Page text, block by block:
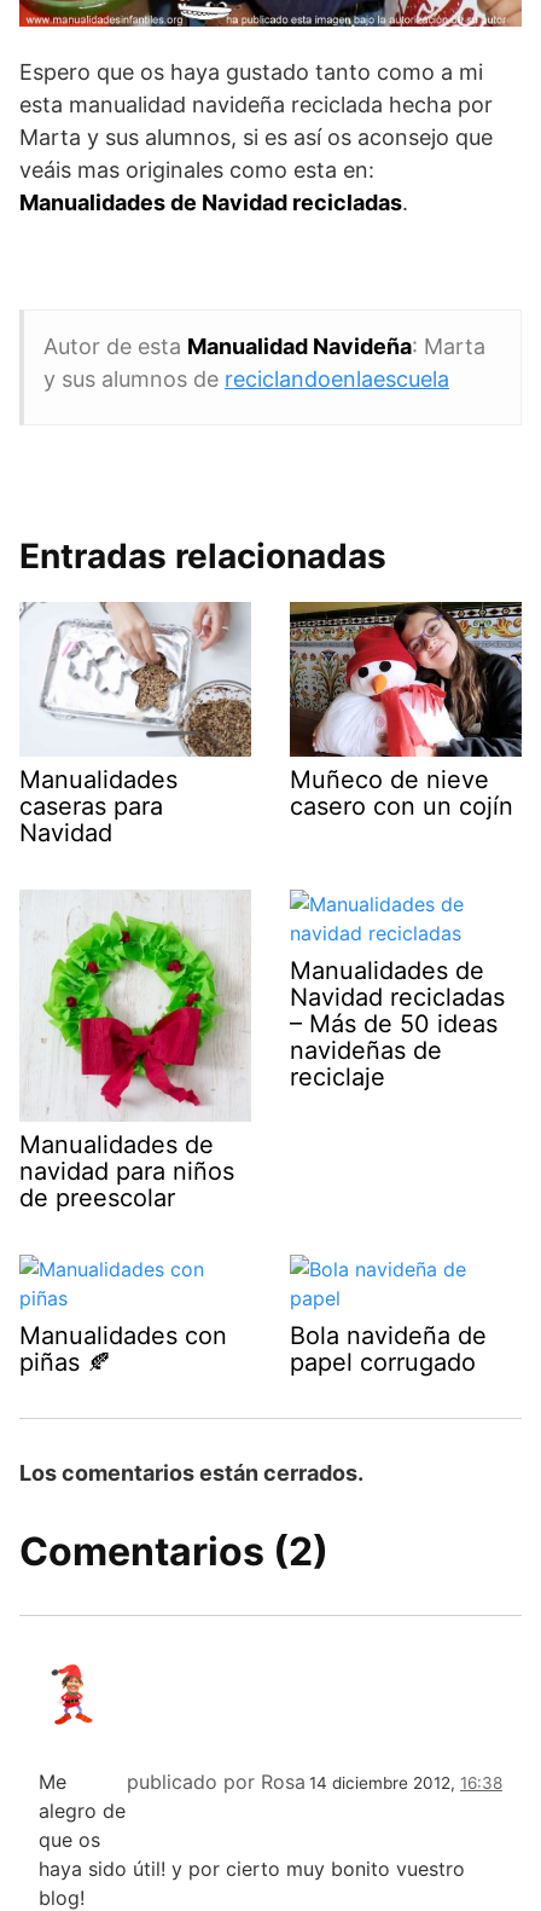
Espero que os haya gustado tanto como a mi
esta manualidad navideña reciclada hecha por
Marta y sus alumnos, si es así os aconsejo que
veáis mas originales como esta en:
Manualidades de Navidad recicladas.
Autor de esta Manualidad Navideña: Marta
y sus alumnos de reciclandoenlaescuela
Entradas relacionadas
Manualidades
caseras para
Navidad
Muñeco de nieve
casero con un cojín
Manualidades de
navidad para niños
de preescolar
Manualidades de
Navidad recicladas
– Más de 50 ideas
navideñas de
reciclaje
Manualidades con
piñas 🍂
Bola navideña de
papel corrugado
Los comentarios están cerrados.
Comentarios (2)
publicado por Rosa 14 diciembre 2012, 16:38
Me
alegro de
que os
haya sido útil! y por cierto muy bonito vuestro
blog!